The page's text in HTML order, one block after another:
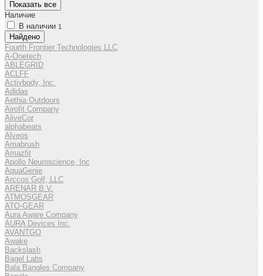
Показать все
Наличие
В наличии 1
Найдено
Fourth Frontier Technologies LLC
A-Onetech
ABLEGRID
ACLFF
Activbody, Inc.
Adidas
Aethia Outdoors
Airofit Company
AliveCor
alphabeats
Alveos
Amabrush
Amazfit
Apollo Neuroscience, Inc
AquaGenie
Arccos Golf, LLC
ARENAR B.V.
ATMOSGEAR
ATO-GEAR
Aura Aware Company
AURA Devices Inc.
AVANTGO
Awake
Backslash
Bagel Labs
Bala Bangles Company